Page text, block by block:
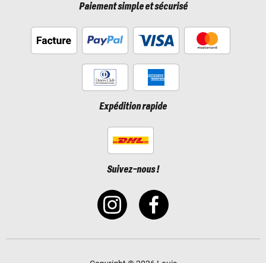
Paiement simple et sécurisé
Expédition rapide
Suivez-nous !